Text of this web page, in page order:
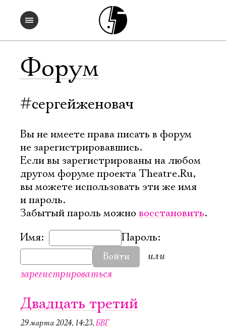
Форум
#сергейженовач
Вы не имеете права писать в форум
не зарегистрировавшись.
Если вы зарегистрированы на любом
другом форуме проекта Theatre.Ru,
вы можете использовать эти же имя
и пароль.
Забытый пароль можно восстановить.
Имя:
Пароль:
Войти
или
зарегистрироваться
Двадцать третий
29 марта 2024, 14:23,БВГ